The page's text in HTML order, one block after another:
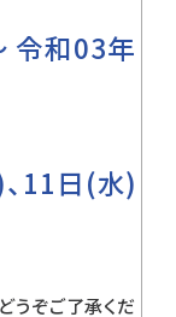
令和03年
11日(水)
うぞご了承くだ